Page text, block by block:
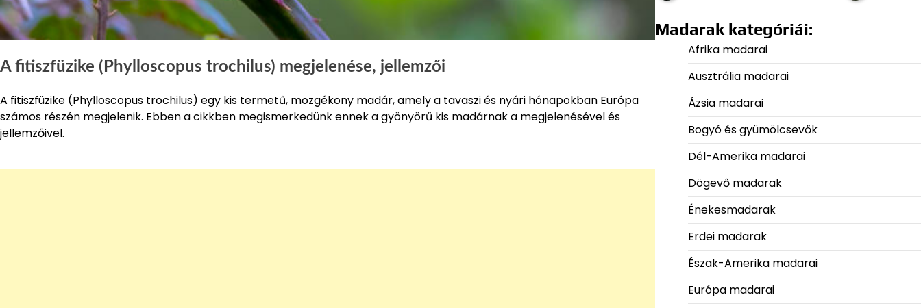
A fitiszfüzike (Phylloscopus trochilus) megjelenése, jellemzői
A fitiszfüzike (Phylloscopus trochilus) egy kis termetű, mozgékony madár, amely a tavaszi és nyári hónapokban Európa
számos részén megjelenik. Ebben a cikkben megismerkedünk ennek a gyönyörű kis madárnak a megjelenésével és
jellemzőivel.
Madarak kategóriái:
Afrika madarai
Ausztrália madarai
Ázsia madarai
Bogyó és gyümölcsevők
Dél-Amerika madarai
Dögevő madarak
Énekesmadarak
Erdei madarak
Észak-Amerika madarai
Európa madarai